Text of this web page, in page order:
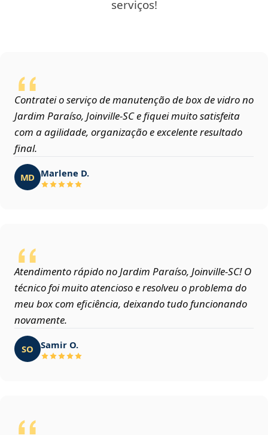
serviços!
Contratei o serviço de manutenção de box de vidro no
Jardim Paraíso, Joinville‑SC e fiquei muito satisfeita
com a agilidade, organização e excelente resultado
final.
MD Marlene D.
Atendimento rápido no Jardim Paraíso, Joinville‑SC! O
técnico foi muito atencioso e resolveu o problema do
meu box com eficiência, deixando tudo funcionando
novamente.
SO Samir O.